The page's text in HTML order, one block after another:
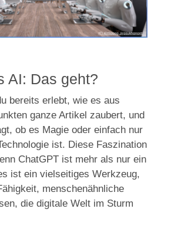
AI: Das geht?
bereits erlebt, wie es aus
ganze Artikel zaubert, und
ob es Magie oder einfach nur
ist. Diese Faszination
ChatGPT ist mehr als nur ein
ist ein vielseitiges Werkzeug,
menschenähnliche
die digitale Welt im Sturm